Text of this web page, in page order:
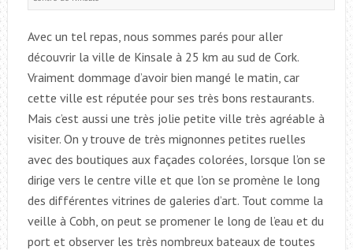
Avec un tel repas, nous sommes parés pour aller
découvrir la ville de Kinsale à 25 km au sud de Cork.
Vraiment dommage d’avoir bien mangé le matin, car
cette ville est réputée pour ses très bons restaurants.
Mais c’est aussi une très jolie petite ville très agréable à
visiter. On y trouve de très mignonnes petites ruelles
avec des boutiques aux façades colorées, lorsque l’on se
dirige vers le centre ville et que l’on se promène le long
des différentes vitrines de galeries d’art. Tout comme la
veille à Cobh, on peut se promener le long de l’eau et du
port et observer les très nombreux bateaux de toutes